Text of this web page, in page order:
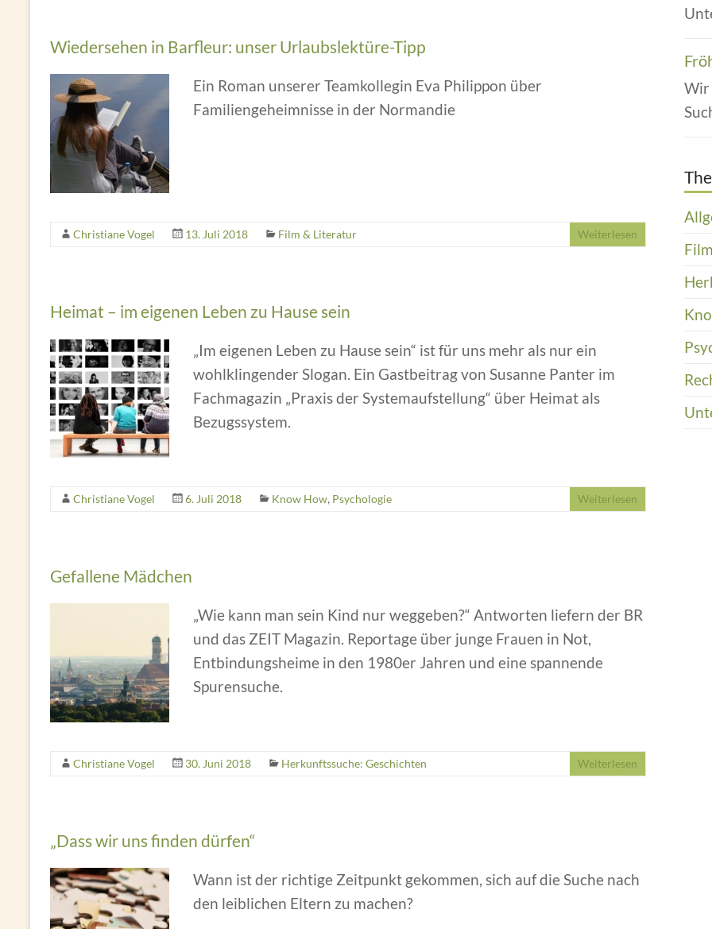
Wiedersehen in Barfleur: unser Urlaubslektüre-Tipp
Ein Roman unserer Teamkollegin Eva Philippon über
Familiengeheimnisse in der Normandie
Christiane Vogel 13. Juli 2018 Film & Literatur Weiterlesen
Heimat – im eigenen Leben zu Hause sein
„Im eigenen Leben zu Hause sein“ ist für uns mehr als nur ein
wohlklingender Slogan. Ein Gastbeitrag von Susanne Panter im
Fachmagazin „Praxis der Systemaufstellung“ über Heimat als
Bezugssystem.
Christiane Vogel 6. Juli 2018 Know How, Psychologie Weiterlesen
Gefallene Mädchen
„Wie kann man sein Kind nur weggeben?“ Antworten liefern der BR
und das ZEIT Magazin. Reportage über junge Frauen in Not,
Entbindungsheime in den 1980er Jahren und eine spannende
Spurensuche.
Christiane Vogel 30. Juni 2018 Herkunftssuche: Geschichten Weiterlesen
„Dass wir uns finden dürfen“
Wann ist der richtige Zeitpunkt gekommen, sich auf die Suche nach
den leiblichen Eltern zu machen?
Wir